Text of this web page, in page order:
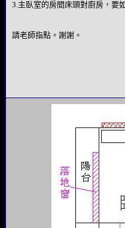
3.主臥室的房間床頭對廚房，要
請老師指點。謝謝。